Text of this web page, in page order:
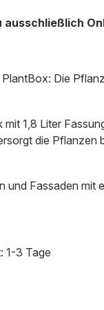
Die
mit 1,8 Liter
die Pflanzen
und Fassaden mit
1-3 Tage